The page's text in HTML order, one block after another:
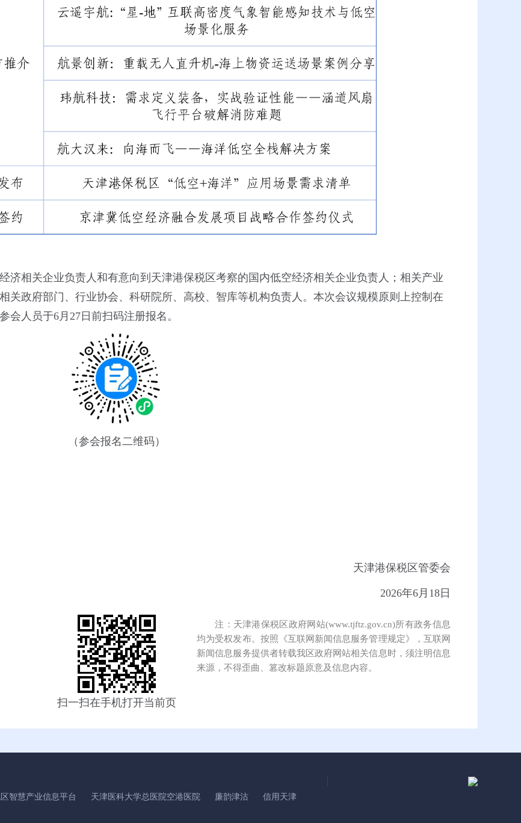
济相关企业负责人和有意向到天津港保税区考察的国内低空经济相关企业负责人；相关产业
关政府部门、行业协会、科研院所、高校、智库等机构负责人。本次会议规模原则上控制在
会人员于6月27日前扫码注册报名。
（参会报名二维码）
天津港保税区管委会
2026年6月18日
扫一扫在手机打开当前页
注：天津港保税区政府网站(www.tjftz.gov.cn)所有政务信息
均为受权发布。按照《互联网新闻信息服务管理规定》，互联网
新闻信息服务提供者转载我区政府网站相关信息时，须注明信息
来源，不得歪曲、篡改标题原意及信息内容。
智慧产业信息平台 天津医科大学总医院空港医院 廉韵津沽 信用天津